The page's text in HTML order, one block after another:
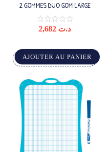
2 GOMMES DUO GOM LARGE
د.ت
AJOUTER AU PANIER